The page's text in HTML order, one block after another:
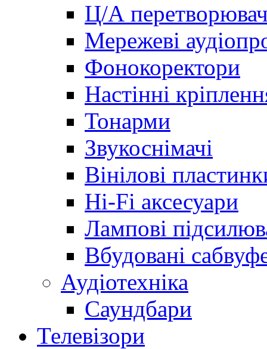
Ц/А
Мережеві
Фонокоректори
Настінні
Тонарми
Звукоснімачі
Вінілові
Hi-Fi аксесуари
Лампові
Вбудовані
Аудіотехніка
Саундбари
Телевізори